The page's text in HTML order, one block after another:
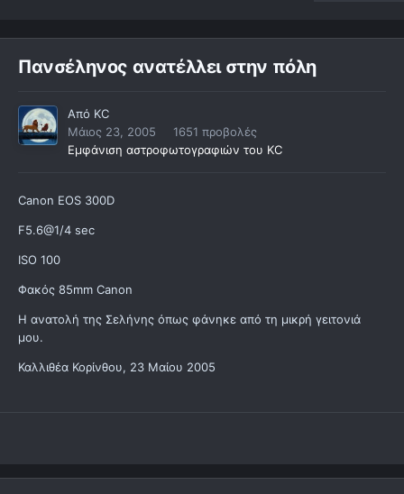
Πανσέληνος ανατέλλει στην πόλη
Από KC
Μάιος 23, 2005
1651 προβολές
Εμφάνιση αστροφωτογραφιών του KC
Canon EOS 300D
F5.6@1/4 sec
ISO 100
Φακός 85mm Canon
Η ανατολή της Σελήνης όπως φάνηκε από τη μικρή γειτονιά
μου.
Καλλιθέα Κορίνθου, 23 Μαίου 2005